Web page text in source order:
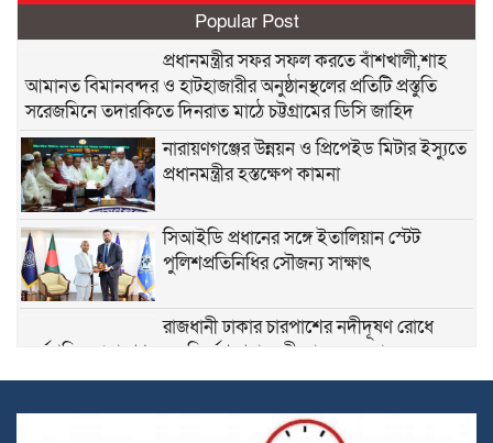
Popular Post
প্রধানমন্ত্রীর সফর সফল করতে বাঁশখালী,শাহ
আমানত বিমানবন্দর ও হাটহাজারীর অনুষ্ঠানস্থলের প্রতিটি প্রস্তুতি
সরেজমিনে তদারকিতে দিনরাত মাঠে চট্টগ্রামের ডিসি জাহিদ
নারায়ণগঞ্জের উন্নয়ন ও প্রিপেইড মিটার ইস্যুতে
প্রধানমন্ত্রীর হস্তক্ষেপ কামনা
সিআইডি প্রধানের সঙ্গে ইতালিয়ান স্টেট
পুলিশপ্রতিনিধির সৌজন্য সাক্ষাৎ
রাজধানী ঢাকার চারপাশের নদীদূষণ রোধে
কর্মপরিকল্পনা প্রণয়নের নির্দেশ প্রধানমন্ত্রী তারেক রহমানের
সভায় সঠিক তথ্যভান্ডার নৌপরিবহনে দ্রুত সিদ্ধান্তে সহায়ক হবে :